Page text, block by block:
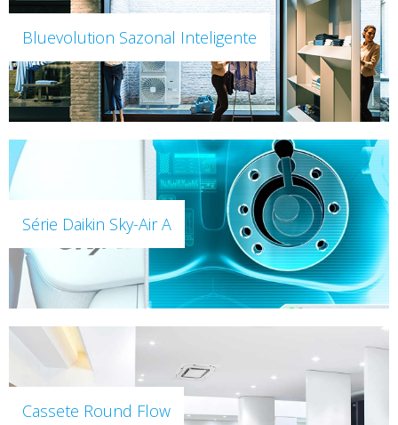
Bluevolution Sazonal Inteligente
Série Daikin Sky-Air A
Cassete Round Flow